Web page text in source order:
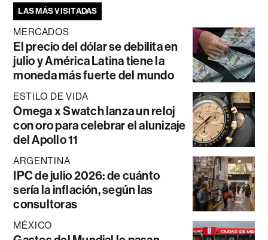
LAS MÁS VISITADAS
MERCADOS
El precio del dólar se debilita en
julio y América Latina tiene la
moneda más fuerte del mundo
ESTILO DE VIDA
Omega x Swatch lanza un reloj
con oro para celebrar el alunizaje
del Apollo 11
ARGENTINA
IPC de julio 2026: de cuánto
sería la inflación, según las
consultoras
MÉXICO